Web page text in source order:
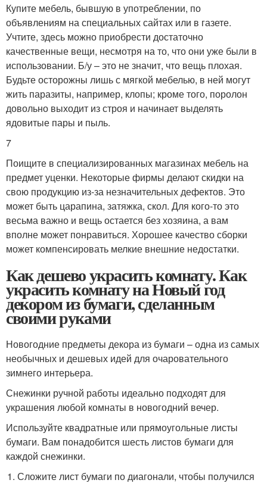
Купите мебель, бывшую в употреблении, по
объявлениям на специальных сайтах или в газете.
Учтите, здесь можно приобрести достаточно
качественные вещи, несмотря на то, что они уже были в
использовании. Б/у – это не значит, что вещь плохая.
Будьте осторожны лишь с мягкой мебелью, в ней могут
жить паразиты, например, клопы; кроме того, поролон
довольно выходит из строя и начинает выделять
ядовитые пары и пыль.
7
Поищите в специализированных магазинах мебель на
предмет уценки. Некоторые фирмы делают скидки на
свою продукцию из-за незначительных дефектов. Это
может быть царапина, затяжка, скол. Для кого-то это
весьма важно и вещь остается без хозяина, а вам
вполне может понравиться. Хорошее качество сборки
может компенсировать мелкие внешние недостатки.
Как дешево украсить комнату. Как
украсить комнату на Новый год
декором из бумаги, сделанным
своими руками
Новогодние предметы декора из бумаги – одна из самых
необычных и дешевых идей для очаровательного
зимнего интерьера.
Снежинки ручной работы идеально подходят для
украшения любой комнаты в новогодний вечер.
Используйте квадратные или прямоугольные листы
бумаги. Вам понадобится шесть листов бумаги для
каждой снежинки.
Сложите лист бумаги по диагонали, чтобы получился